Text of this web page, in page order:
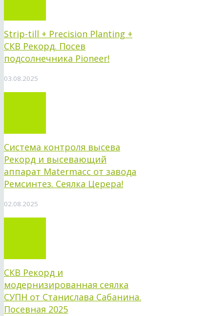
Strip-till + Precision Planting +
СКВ Рекорд. Посев
подсолнечника Pioneer!
03.08.2025
Система контроля высева
Рекорд и высевающий
аппарат Matermacc от завода
Ремсинтез. Сеялка Церера!
02.08.2025
СКВ Рекорд и
модернизированная сеялка
СУПН от Станислава Сабанина.
Посевная 2025